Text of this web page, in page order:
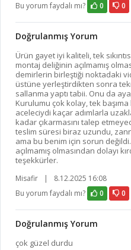
Bu yorum faydalı mı?
0 0
Doğrulanmış Yorum
Ürün gayet iyi kaliteli, tek
montaj deliğinin açılmamış
demirlerin birleştiği noktadaki
üstüne yerleştirdikten sonra
sallanma yaptı tabii. Onu da
Kurulumu çok kolay, tek
aceleciydi kaçar adımlarla
kadar çıkarmasını talep
teslim süresi biraz uzundu,
ama bu benim için sorun
açılmamış olmasından dolayı
teşekkürler.
Misafir |
8.12.2025 16:08
Bu yorum faydalı mı?
0 0
Doğrulanmış Yorum
çok güzel durdu